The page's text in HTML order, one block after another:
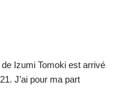
Izumi Tomoki est arrivé
J’ai pour ma part